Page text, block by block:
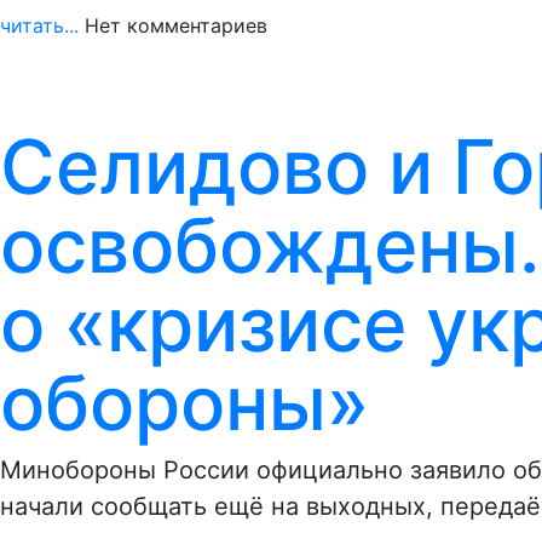
читать... Нет комментариев
Селидово и
о «кризисе
обороны»
Минобороны России официально заявило
начали сообщать ещё на выходных,